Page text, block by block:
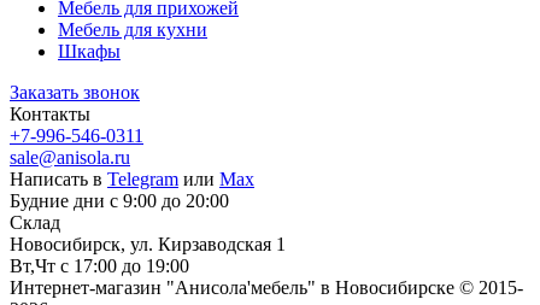
Мебель для прихожей
Мебель для кухни
Шкафы
Заказать звонок
Контакты
+7-996-546-0311
sale@anisola.ru
Написать в Telegram или Max
Будние дни с 9:00 до 20:00
Склад
Новосибирск, ул. Кирзаводская 1
Вт,Чт с 17:00 до 19:00
Интернет-магазин "Анисола'мебель" в Новосибирске © 2015-